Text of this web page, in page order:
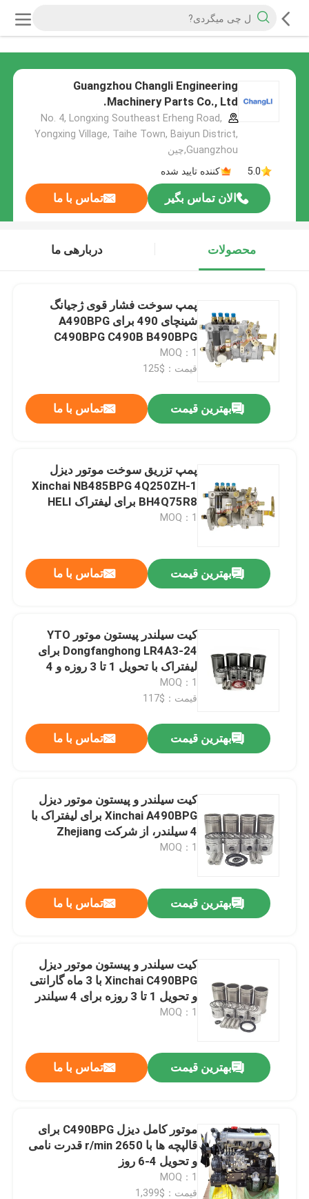
Guangzhou Changli Engineering
Machinery Parts Co., Ltd.
No. 4, Longxing Southeast Erheng Road,
Yongxing Village, Taihe Town, Baiyun District,
Guangzhou,چین
5.0
کننده تایید شده
الان تماس بگیر تماس با ما
محصولات دربارهی ما
پمپ سوخت فشار قوی ژجیانگ
شینچای 490 برای A490BPG
C490BPG C490B B490BPG
4Q167Z-1 BH4Q80R8
MOQ：1
قیمت：$125
بهترین قیمت تماس با ما
پمپ تزریق سوخت موتور دیزل
Xinchai NB485BPG 4Q250ZH-1
BH4Q75R8 برای لیفتراک HELI
MOQ：1
بهترین قیمت تماس با ما
کیت سیلندر پیستون موتور YTO
Dongfanghong LR4A3-24 برای
لیفتراک با تحویل 1 تا 3 روزه و 4
سیلندر
MOQ：1
قیمت：$117
بهترین قیمت تماس با ما
کیت سیلندر و پیستون موتور دیزل
Xinchai A490BPG برای لیفتراک با
4 سیلندر، از شرکت Zhejiang
Xinchai Co., Ltd
MOQ：1
بهترین قیمت تماس با ما
کیت سیلندر و پیستون موتور دیزل
Xinchai C490BPG با 3 ماه گارانتی
و تحویل 1 تا 3 روزه برای 4 سیلندر
MOQ：1
بهترین قیمت تماس با ما
موتور کامل دیزل C490BPG برای
قالپچه ها با 2650 r/min قدرت نامی
و تحویل 4-6 روز
MOQ：1
قیمت：$1,399